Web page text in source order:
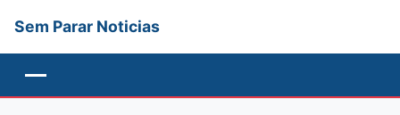
Sem Parar Noticias